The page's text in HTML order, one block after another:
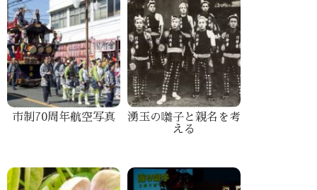
市制70周年航空写真
湧玉の囃子と親名を考
える